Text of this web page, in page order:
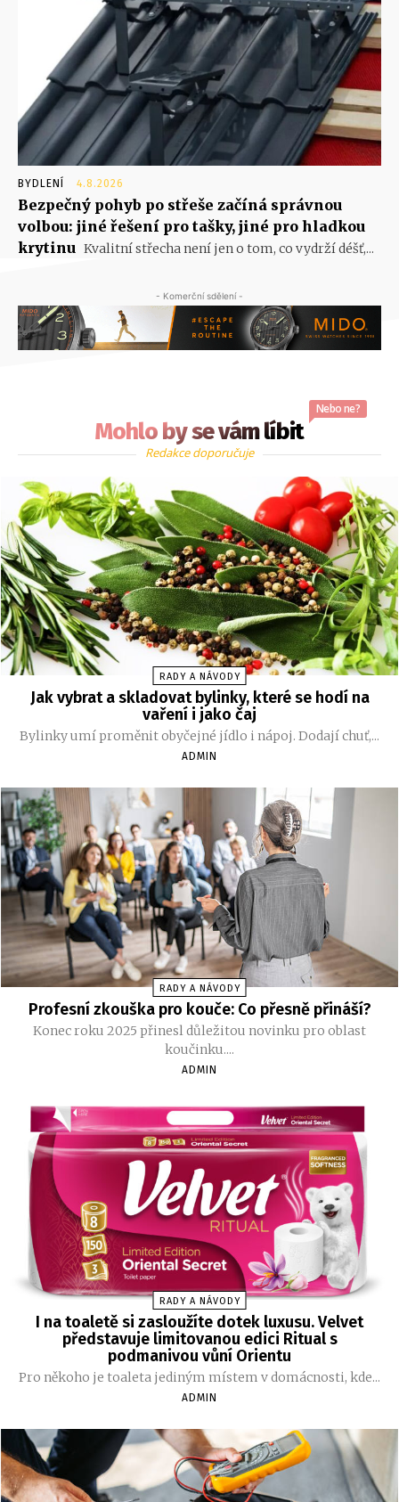
BYDLENÍ 4.8.2026
Bezpečný pohyb po střeše začíná správnou
volbou: jiné řešení pro tašky, jiné pro hladkou
krytinu Kvalitní střecha není jen o tom, co vydrží déšť,...
- Komerční sdělení -
Mohlo by se vám líbit
Nebo ne?
Redakce doporučuje
RADY A NÁVODY
Jak vybrat a skladovat bylinky, které se hodí na
vaření i jako čaj
Bylinky umí proměnit obyčejné jídlo i nápoj. Dodají chuť,...
ADMIN
RADY A NÁVODY
Profesní zkouška pro kouče: Co přesně přináší?
Konec roku 2025 přinesl důležitou novinku pro oblast
koučinku....
ADMIN
RADY A NÁVODY
I na toaletě si zasloužíte dotek luxusu. Velvet
představuje limitovanou edici Ritual s
podmanivou vůní Orientu
Pro někoho je toaleta jediným místem v domácnosti, kde...
ADMIN